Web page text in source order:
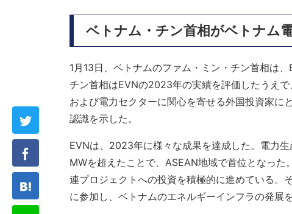
ベトナム・チン首相がベトナム
1月13日、ベトナムのファム・ミン・チン首相は
チン首相はEVNの2023年の実績を評価したうえ
および電力セクターに関心を寄せる外国投資家に
認識を示した。
EVNは、2023年に様々な成果を達成した。電力
MWを超えたことで、ASEAN地域で首位となっ
連プロジェクトへの投資を積極的に進めている。
に参加し、ベトナムのエネルギーインフラの発展